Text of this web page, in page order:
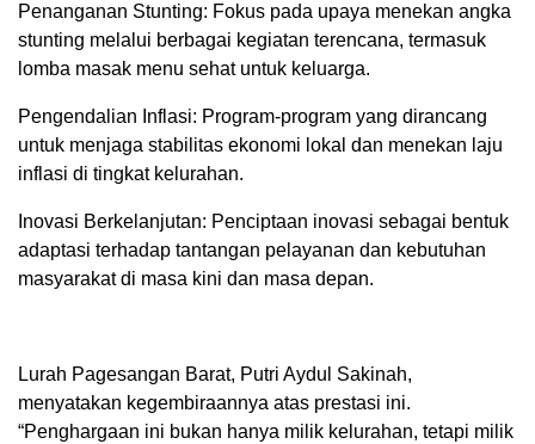
Penanganan Stunting: Fokus pada upaya menekan angka
stunting melalui berbagai kegiatan terencana, termasuk
lomba masak menu sehat untuk keluarga.
Pengendalian Inflasi: Program-program yang dirancang
untuk menjaga stabilitas ekonomi lokal dan menekan laju
inflasi di tingkat kelurahan.
Inovasi Berkelanjutan: Penciptaan inovasi sebagai bentuk
adaptasi terhadap tantangan pelayanan dan kebutuhan
masyarakat di masa kini dan masa depan.
Lurah Pagesangan Barat, Putri Aydul Sakinah,
menyatakan kegembiraannya atas prestasi ini.
“Penghargaan ini bukan hanya milik kelurahan, tetapi milik